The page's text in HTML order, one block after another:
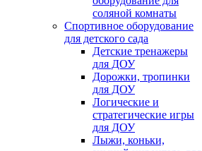
соляной комнаты
Спортивное оборудование
для детского сада
Детские тренажеры
для ДОУ
Дорожки, тропинки
для ДОУ
Логические и
стратегические игры
для ДОУ
Лыжи, коньки,